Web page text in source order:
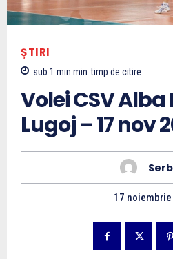
ȘTIRI
sub 1 min min timp de citire
Volei CSV Alba
Lugoj – 17 nov
17